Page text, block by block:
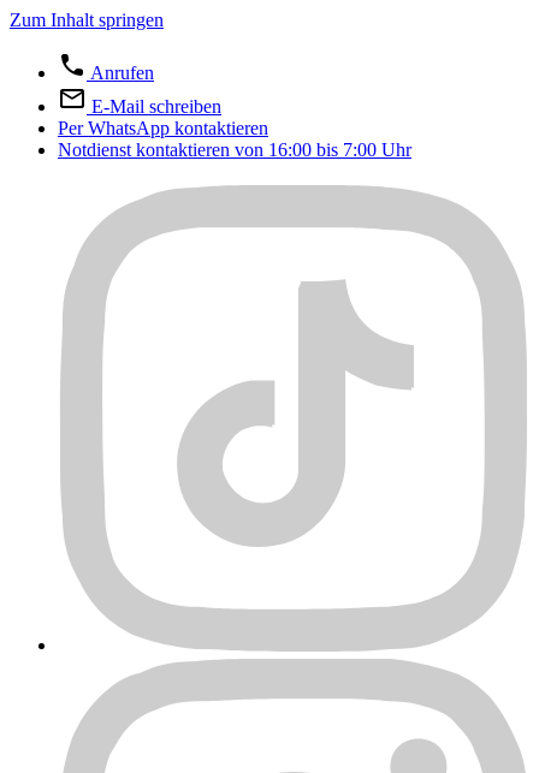
Zum Inhalt springen
Anrufen
E-Mail schreiben
Per WhatsApp kontaktieren
Notdienst kontaktieren von 16:00 bis 7:00 Uhr